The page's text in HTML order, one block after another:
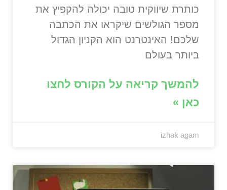
כותרת שיווקית טובה יכולה להקפיץ את
מספר הגולשים שיקראו את הכתבה
שלכם! האינטרנט הוא הקניון הגדול
ביותר בעולם
להמשך קריאה על הקורס לחצו
כאן »
izhak agam